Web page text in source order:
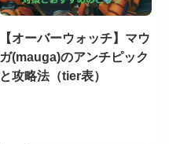
【オーバーウォッチ】マウ
ガ(mauga)のアンチピック
と攻略法（tier表）